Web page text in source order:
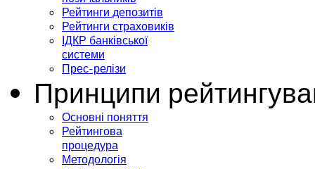
Рейтинги депозитів
Рейтинги страховиків
ІДКР банківської
системи
Прес-релізи
Принципи
Основні поняття
Рейтингова
процедура
Методологія